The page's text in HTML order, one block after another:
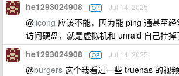
he1293024908 OP Jul 14, 2025
@licong 应该不能，因为能 ping 通甚至
访问硬盘，就是虚拟机和 unraid 自己挂掉
he1293024908 OP Jul 14, 2025
@burgers 这个我看过一些 truenas 的视